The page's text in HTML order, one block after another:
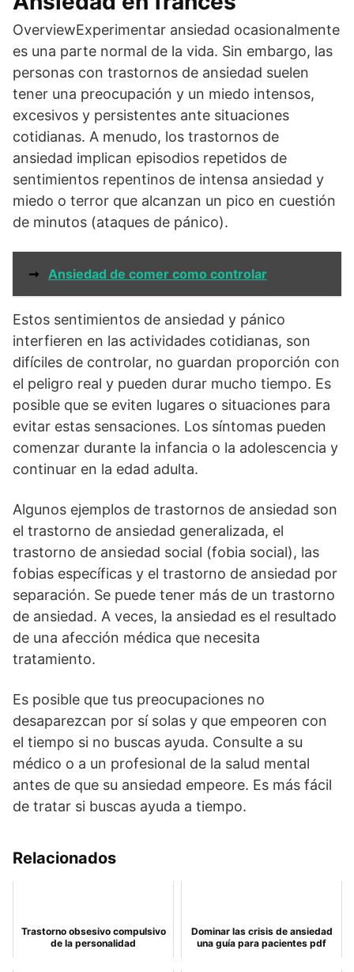
OverviewExperimentar ansiedad ocasionalmente
es una parte normal de la vida. Sin embargo, las
personas con trastornos de ansiedad suelen
tener una preocupación y un miedo intensos,
excesivos y persistentes ante situaciones
cotidianas. A menudo, los trastornos de
ansiedad implican episodios repetidos de
sentimientos repentinos de intensa ansiedad y
miedo o terror que alcanzan un pico en cuestión
de minutos (ataques de pánico).
➞ Ansiedad de comer como controlar
Estos sentimientos de ansiedad y pánico
interfieren en las actividades cotidianas, son
difíciles de controlar, no guardan proporción con
el peligro real y pueden durar mucho tiempo. Es
posible que se eviten lugares o situaciones para
evitar estas sensaciones. Los síntomas pueden
comenzar durante la infancia o la adolescencia y
continuar en la edad adulta.
Algunos ejemplos de trastornos de ansiedad son
el trastorno de ansiedad generalizada, el
trastorno de ansiedad social (fobia social), las
fobias específicas y el trastorno de ansiedad por
separación. Se puede tener más de un trastorno
de ansiedad. A veces, la ansiedad es el resultado
de una afección médica que necesita
tratamiento.
Es posible que tus preocupaciones no
desaparezcan por sí solas y que empeoren con
el tiempo si no buscas ayuda. Consulte a su
médico o a un profesional de la salud mental
antes de que su ansiedad empeore. Es más fácil
de tratar si buscas ayuda a tiempo.
Relacionados
Trastorno obsesivo compulsivo
de la personalidad
Dominar las crisis de ansiedad
una guía para pacientes pdf